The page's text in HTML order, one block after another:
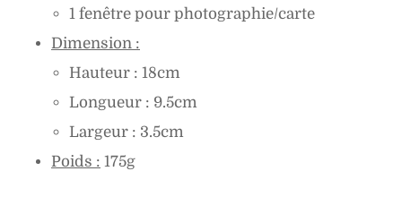
1 fenêtre pour photographie/carte
Dimension :
Hauteur : 18cm
Longueur : 9.5cm
Largeur : 3.5cm
Poids : 175g